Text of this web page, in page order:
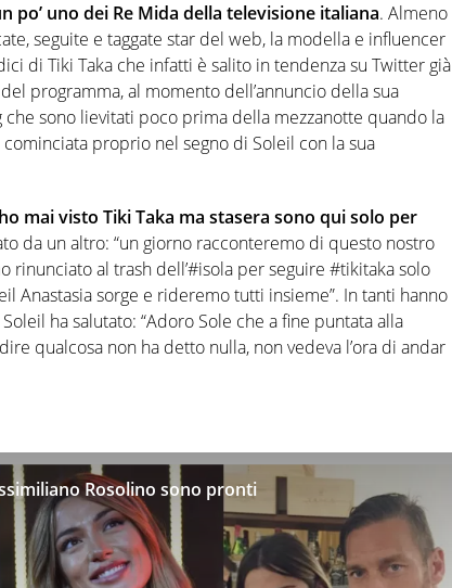
po’ uno dei Re Mida della televisione italiana. Almeno
seguite e taggate star del web, la modella e influencer
di Tiki Taka che infatti è salito in tendenza su Twitter già
programma, al momento dell’annuncio della sua
che sono lievitati poco prima della mezzanotte quando la
proprio nel segno di Soleil con la sua
mai visto Tiki Taka ma stasera sono qui solo per
da un altro: “un giorno racconteremo di questo nostro
rinunciato al trash dell’#isola per seguire #tikitaka solo
Anastasia sorge e rideremo tutti insieme”. In tanti hanno
ha salutato: “Adoro Sole che a fine puntata alla
qualcosa non ha detto nulla, non vedeva l’ora di andar
Rosolino sono pronti